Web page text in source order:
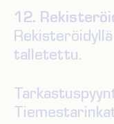
12.
talletettu.